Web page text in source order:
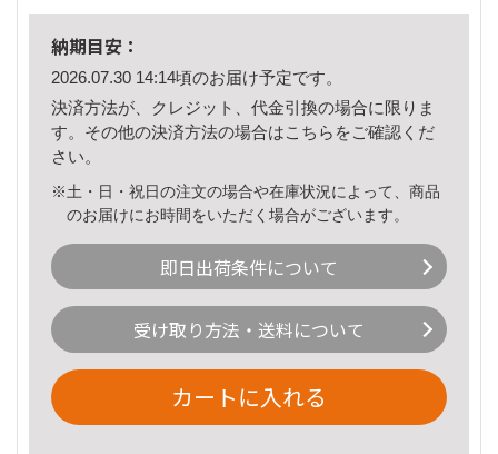
納期目安：
2026.07.30 14:14頃のお届け予定です。
決済方法が、クレジット、代金引換の場合に限りま
す。その他の決済方法の場合はこちら をご確認くだ
さい。
※土・日・祝日の注文の場合や在庫状況によって、商品
のお届けにお時間をいただく場合がございます。
即日出荷条件について
受け取り方法・送料について
カートに入れる